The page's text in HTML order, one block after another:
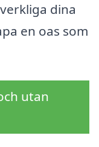
dina
en oas som
utan